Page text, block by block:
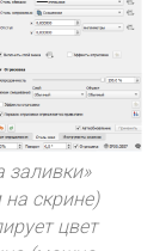
заливки»
скрине)
цвет